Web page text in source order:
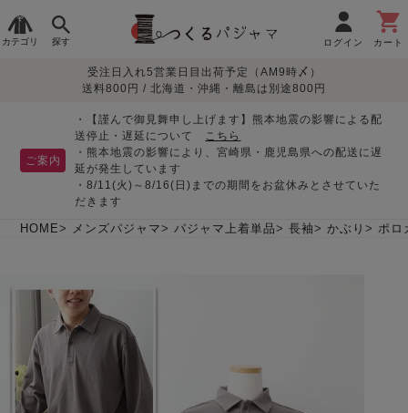
カテゴリ 探す ログイン カート
レディースパジャマ
夏
生地で
さがす
オーガニック素材
目的別で
さがす
敏感肌用
パジャマ
入院・介護
胸が目立たない
マタニティ
パジャマ
デザインで
さがす
パジャマ
夏パジャマ特集 つくるパジャマとは
お支払い・送料・配送
について
受注日入れ5営業日目出荷予定（AM9時〆）
送料800円 / 北海道・沖縄・離島は別途800円
ご案内
・【謹んで御見舞申し上げます】熊本地震の影響による配
送停止・遅延について こちら
・熊本地震の影響により、宮崎県・鹿児島県への配送に遅
延が発生しています
・8/11(火)～8/16(日)までの期間をお盆休みとさせていた
だきます
HOME メンズパジャマ パジャマ上着単品 長袖 かぶり ポロ